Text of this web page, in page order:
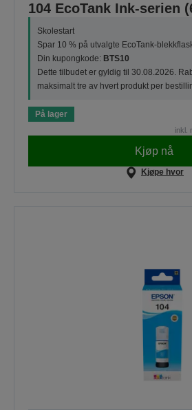
104 EcoTank Ink-serien
Skolestart
Spar 10 % på utvalgte EcoTank-
Din kupongkode: BTS10
Dette tilbudet er gyldig til 30.08.2026.
maksimalt tre av hvert produkt per
På lager
inkl.
Kjøp nå
Kjøpe hvor